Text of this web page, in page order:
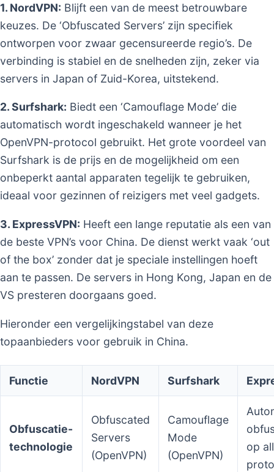
1. NordVPN: Blijft een van de meest betrouwbare
keuzes. De ‘Obfuscated Servers’ zijn specifiek
ontworpen voor zwaar gecensureerde regio’s. De
verbinding is stabiel en de snelheden zijn, zeker via
servers in Japan of Zuid-Korea, uitstekend.
2. Surfshark: Biedt een ‘Camouflage Mode’ die
automatisch wordt ingeschakeld wanneer je het
OpenVPN-protocol gebruikt. Het grote voordeel van
Surfshark is de prijs en de mogelijkheid om een
onbeperkt aantal apparaten tegelijk te gebruiken,
ideaal voor gezinnen of reizigers met veel gadgets.
3. ExpressVPN: Heeft een lange reputatie als een van
de beste VPN’s voor China. De dienst werkt vaak ‘out
of the box’ zonder dat je speciale instellingen hoeft
aan te passen. De servers in Hong Kong, Japan en de
VS presteren doorgaans goed.
Hieronder een vergelijkingstabel van deze
topaanbieders voor gebruik in China.
Functie NordVPN Surfshark
Obfuscatie-
technologie
Obfuscated
Servers
(OpenVPN)
Camouflage
Mode
(OpenVPN)
op